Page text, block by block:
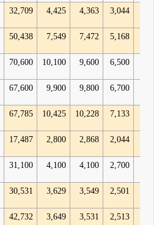
32,709 4,425 4,363 3,044
50,438 7,549 7,472 5,168
70,600 10,100 9,600 6,500
67,600 9,900 9,800 6,700
67,785 10,425 10,228 7,133
17,487 2,800 2,868 2,044
31,100 4,100 4,100 2,700
30,531 3,629 3,549 2,501
42,732 3,649 3,531 2,513